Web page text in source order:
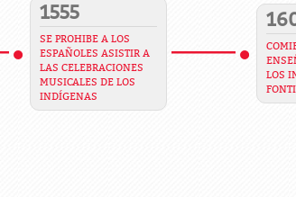
1555
SE PROHIBE A LOS
ESPAÑOLES ASISTIR A
LAS CELEBRACIONES
MUSICALES DE LOS
INDÍGENAS
LOS